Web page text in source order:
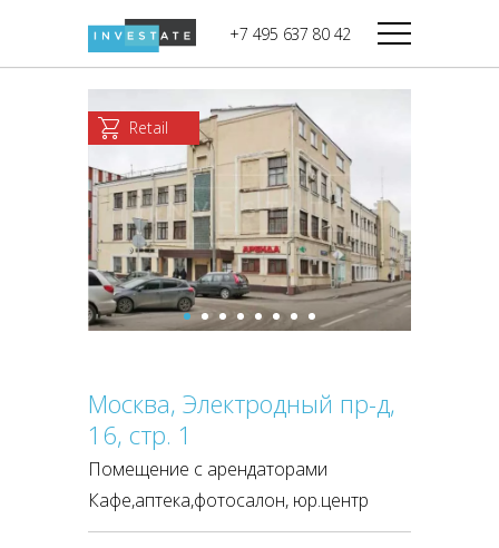
+7 495 637 80 42
Дикси
Верный
Мираторг
Магнолия
В башне
Башня Федерация-II
Запад
Башня Федерация-I
Восток
Город Столиц,
Северный блок
Город Столиц,
Южный блок
Retail
Москва, Электродный пр-д,
16, стр. 1
Помещение с арендаторами
Кафе,аптека,фотосалон, юр.центр